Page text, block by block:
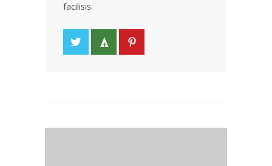
facilisis.